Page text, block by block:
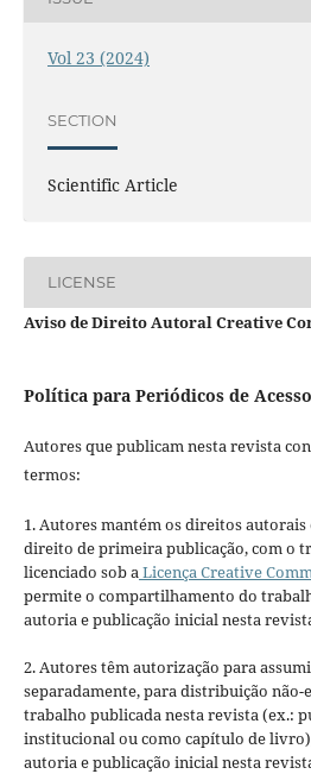
Vol 23 (2024)
SECTION
Scientific Article
LICENSE
Aviso de Direito Autoral Creative
Política para Periódicos de
Autores que publicam nesta revista
termos:
1. Autores mantém os direitos autorais
direito de primeira publicação, com o
licenciado sob a Licença Creative
permite o compartilhamento do
autoria e publicação inicial nesta
2. Autores têm autorização para
separadamente, para distribuição não-
trabalho publicada nesta revista (ex.:
institucional ou como capítulo de
autoria e publicação inicial nesta